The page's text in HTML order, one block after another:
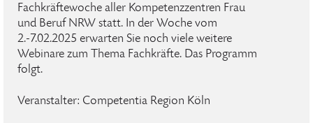
Fachkräftewoche aller Kompetenzzentren Frau
und Beruf NRW statt. In der Woche vom
2.-7.02.2025 erwarten Sie noch viele weitere
Webinare zum Thema Fachkräfte. Das Programm
folgt.
Veranstalter: Competentia Region Köln